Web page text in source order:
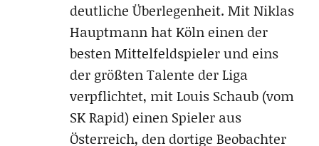
deutliche Überlegenheit. Mit Niklas
Hauptmann hat Köln einen der
besten Mittelfeldspieler und eins
der größten Talente der Liga
verpflichtet, mit Louis Schaub (vom
SK Rapid) einen Spieler aus
Österreich, den dortige Beobachter